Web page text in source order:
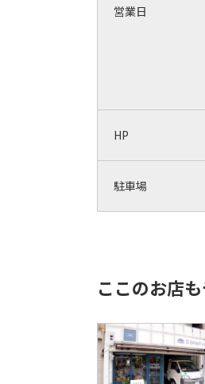
営業日
HP
駐車場
ここのお店